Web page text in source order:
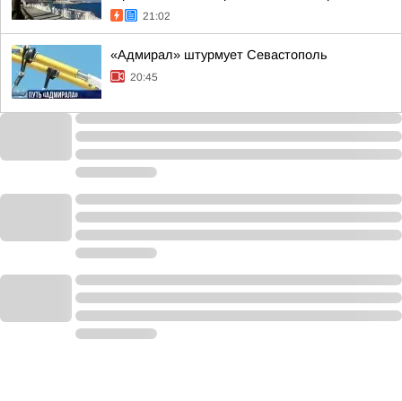
21:02
«Адмирал» штурмует Севастополь
20:45